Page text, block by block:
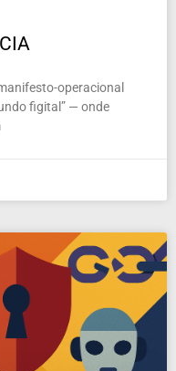
operacional
figital” — onde